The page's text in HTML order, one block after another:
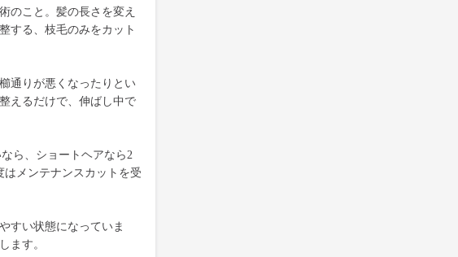
のこと。髪の長さを変え
する、枝毛のみをカット
通りが悪くなったりとい
えるだけで、伸ばし中で
ら、ショートヘアなら2
はメンテナンスカットを受
すい状態になっていま
ます。